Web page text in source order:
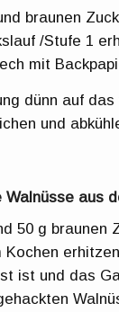
braunen
/Stufe 1
mit
dünn auf
und
Walnüsse aus
50 g braunen
Kochen
ist und das